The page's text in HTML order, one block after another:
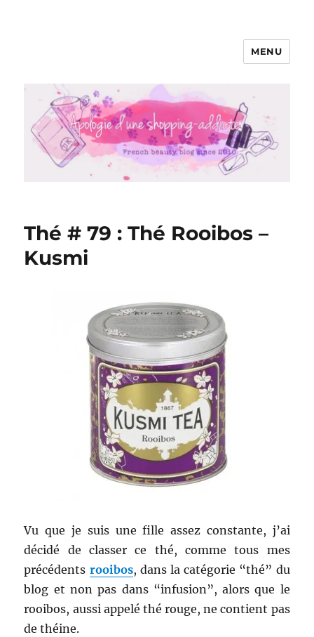
Apologie d'une Shopping-addicte
MENU
Thé # 79 : Thé Rooibos –
Kusmi
Vu que je suis une fille assez constante, j’ai
décidé de classer ce thé, comme tous mes
précédents rooibos, dans la catégorie “thé” du
blog et non pas dans “infusion”, alors que le
rooibos, aussi appelé thé rouge, ne contient pas
de théine.